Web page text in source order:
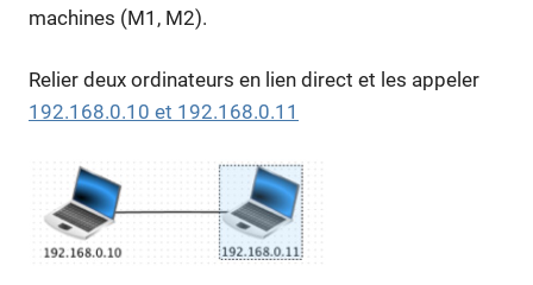
machines (M1, M2).
Relier deux ordinateurs en lien direct et les appeler
192.168.0.10 et 192.168.0.11